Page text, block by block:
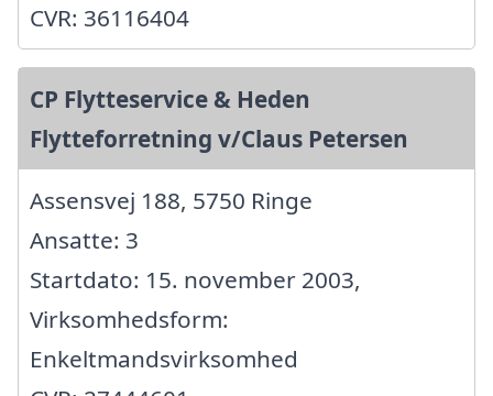
CVR: 36116404
CP Flytteservice & Heden
Flytteforretning v/Claus Petersen
Assensvej 188, 5750 Ringe
Ansatte: 3
Startdato: 15. november 2003,
Virksomhedsform:
Enkeltmandsvirksomhed